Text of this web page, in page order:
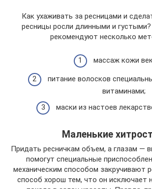
Как ухаживать за ресницами и
ресницы росли длинными и
рекомендуют несколько
массаж кожи
питание волосков
витаминами;
маски из настоев
Маленькие
Придать ресничкам объем, а глазам —
помогут специальные
механическим способом закручивают
способ хорош тем, что он исключает